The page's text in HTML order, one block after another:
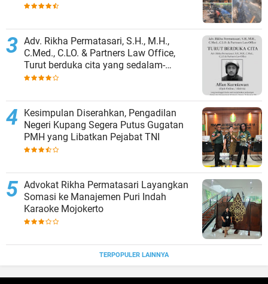
‎Adv. Rikha Permatasari, S.H., M.H.,
C.Med., C.LO. & Partners Law Office,
Turut berduka cita yang sedalam-
dalamnya atas gugurnya: ‎Affan
Kesimpulan Diserahkan, Pengadilan
Negeri Kupang Segera Putus Gugatan
PMH yang Libatkan Pejabat TNI
Advokat Rikha Permatasari Layangkan
Somasi ke Manajemen Puri Indah
Karaoke Mojokerto
TERPOPULER LAINNYA